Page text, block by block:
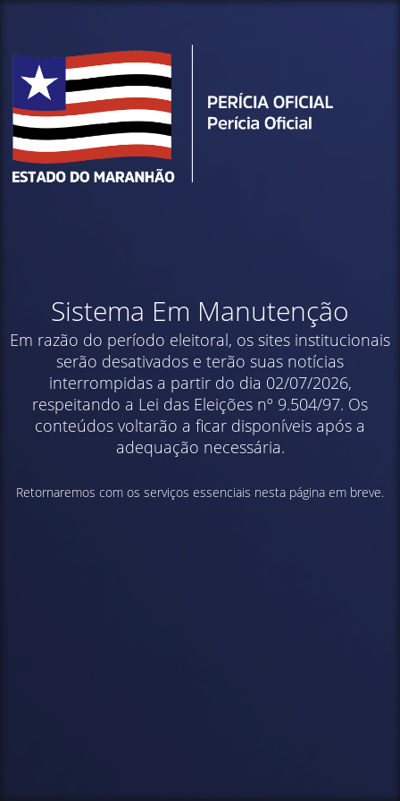
Sistema Em Manutenção
Em razão do período eleitoral, os sites institucionais
serão desativados e terão suas notícias
interrompidas a partir do dia 02/07/2026,
respeitando a Lei das Eleições nº 9.504/97. Os
conteúdos voltarão a ficar disponíveis após a
adequação necessária.
Retornaremos com os serviços essenciais nesta página em breve.